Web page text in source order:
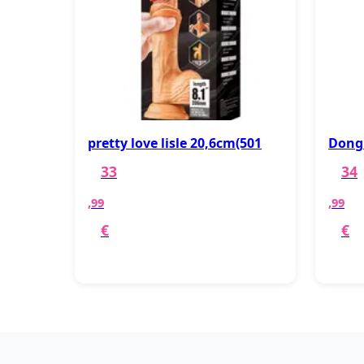
pretty love lisle 20,6cm(501
33
,99
€
34
,99
€